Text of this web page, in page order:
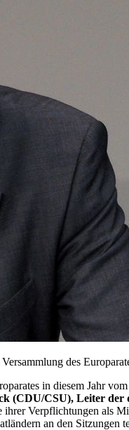
des
in diesem Jahr
(CDU/CSU), Leiter der
Verpflichtungen als
an den Sitzungen